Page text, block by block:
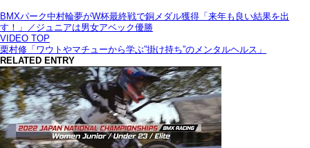
BMXパーク中村輪夢がW杯最終戦で銅メダル獲得「来年も良い結果を出
す！」／ジュニアは男女アベック優勝
VIDEO TOP
栗村修「ワウトやマチューから学ぶ”掛け持ち”のメンタルヘルス」
RELATED ENTRY